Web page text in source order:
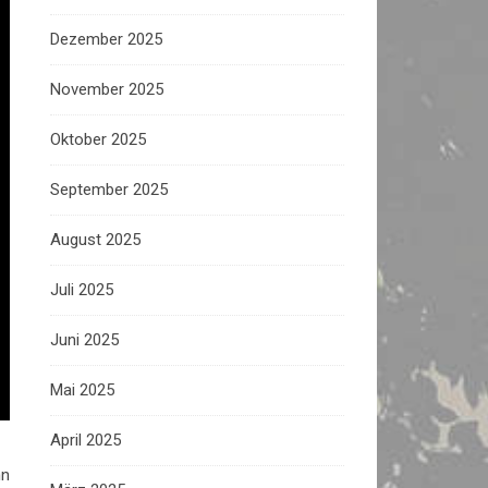
Dezember 2025
November 2025
Oktober 2025
September 2025
August 2025
Juli 2025
Juni 2025
Mai 2025
April 2025